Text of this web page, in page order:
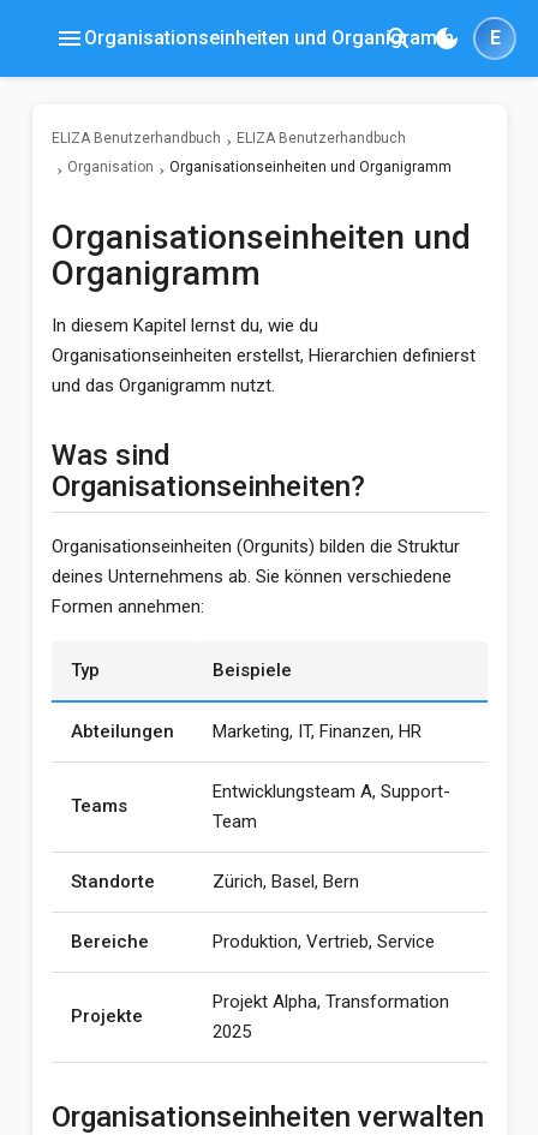
menu Organisationseinheiten und Organigramm
search dark_mode E
ELIZA Benutzerhandbuch
ELIZA Benutzerhandbuch
Organisation
Organisationseinheiten und Organigramm
Organisationseinheiten und
Organigramm
In diesem Kapitel lernst du, wie du
Organisationseinheiten erstellst, Hierarchien definierst
und das Organigramm nutzt.
Was sind
Organisationseinheiten?
Organisationseinheiten (Orgunits) bilden die Struktur
deines Unternehmens ab. Sie können verschiedene
Formen annehmen:
Typ Beispiele
Abteilungen Marketing, IT, Finanzen, HR
Teams
Entwicklungsteam A, Support-
Team
Standorte Zürich, Basel, Bern
Bereiche Produktion, Vertrieb, Service
Projekte
Projekt Alpha, Transformation
2025
Organisationseinheiten verwalten